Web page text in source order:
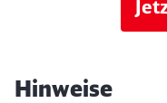
Hinweise